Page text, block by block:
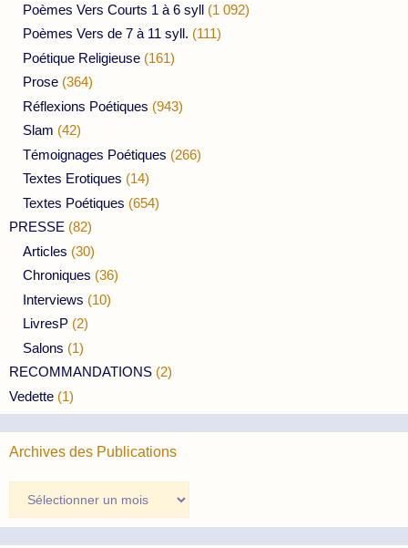
Poèmes Vers Courts 1 à 6 syll (1 092)
Poèmes Vers de 7 à 11 syll. (111)
Poétique Religieuse (161)
Prose (364)
Réflexions Poétiques (943)
Slam (42)
Témoignages Poétiques (266)
Textes Erotiques (14)
Textes Poétiques (654)
PRESSE (82)
Articles (30)
Chroniques (36)
Interviews (10)
LivresP (2)
Salons (1)
RECOMMANDATIONS (2)
Vedette (1)
Archives des Publications
des
Publications